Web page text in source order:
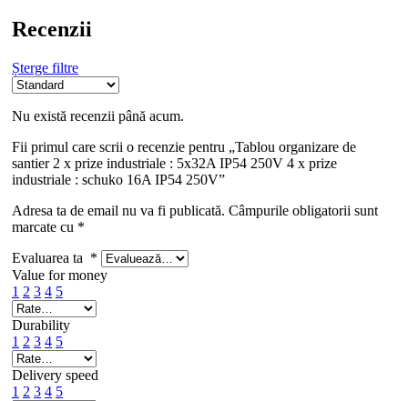
Recenzii
Șterge filtre
Nu există recenzii până acum.
Fii primul care scrii o recenzie pentru „Tablou organizare de
santier 2 x prize industriale : 5x32A IP54 250V 4 x prize
industriale : schuko 16A IP54 250V”
Adresa ta de email nu va fi publicată. Câmpurile obligatorii sunt
marcate cu *
Evaluarea ta *
Value for money
1 2 3 4 5
Durability
1 2 3 4 5
Delivery speed
1 2 3 4 5